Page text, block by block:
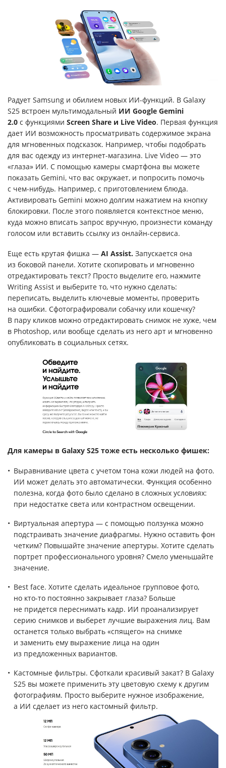
Радует Samsung и обилием новых ИИ-функций. В Galaxy
S25 встроен мультимодальный ИИ Google Gemini
2.0 с функциями Screen Share и Live Video. Первая функция
дает ИИ возможность просматривать содержимое экрана
для мгновенных подсказок. Например, чтобы подобрать
для вас одежду из интернет-магазина. Live Video — это
«глаза» ИИ. С помощью камеры смартфона вы можете
показать Gemini, что вас окружает, и попросить помочь
с чем-нибудь. Например, с приготовлением блюда.
Активировать Gemini можно долгим нажатием на кнопку
блокировки. После этого появляется контекстное меню,
куда можно вписать запрос вручную, произнести команду
голосом или вставить ссылку из онлайн-сервиса.
Еще есть крутая фишка — AI Assist. Запускается она
из боковой панели. Хотите скопировать и мгновенно
отредактировать текст? Просто выделите его, нажмите
Writing Assist и выберите то, что нужно сделать:
переписать, выделить ключевые моменты, проверить
на ошибки. Сфотографировали собачку или кошечку?
В пару кликов можно отредактировать снимок не хуже, чем
в Photoshop, или вообще сделать из него арт и мгновенно
опубликовать в социальных сетях.
Для камеры в Galaxy S25 тоже есть несколько фишек:
Выравнивание цвета с учетом тона кожи людей на фото.
ИИ может делать это автоматически. Функция особенно
полезна, когда фото было сделано в сложных условиях:
при недостатке света или контрастном освещении.
Виртуальная апертура — с помощью ползунка можно
подстраивать значение диафрагмы. Нужно оставить фон
четким? Повышайте значение апертуры. Хотите сделать
портрет профессионального уровня? Смело уменьшайте
значение.
Best face. Хотите сделать идеальное групповое фото,
но кто-то постоянно закрывает глаза? Больше
не придется переснимать кадр. ИИ проанализирует
серию снимков и выберет лучшие выражения лиц. Вам
останется только выбрать «спящего» на снимке
и заменить ему выражение лица на один
из предложенных вариантов.
Кастомные фильтры. Сфоткали красивый закат? В Galaxy
S25 вы можете применить эту цветовую схему к другим
фотографиям. Просто выберите нужное изображение,
а ИИ сделает из него кастомный фильтр.